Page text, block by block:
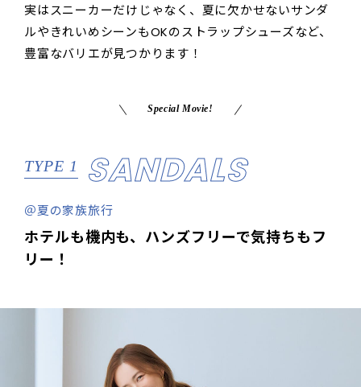
実はスニーカーだけじゃなく、夏に欠かせないサンダ
ルやきれいめシーンもOKのストラップシューズなど、
豊富なバリエが見つかります！
Special Movie!
TYPE 1 SANDALS
＠夏の家族旅行
ホテルも機内も、ハンズフリーで気持ちもフ
リー！